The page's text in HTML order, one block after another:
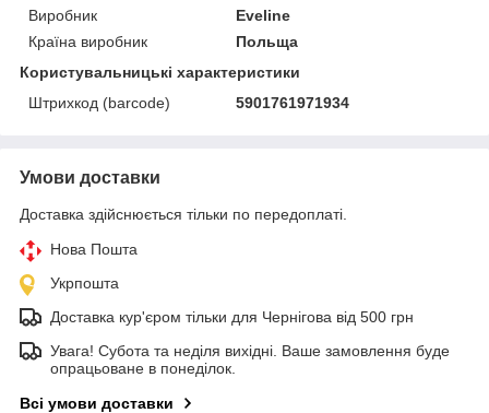
Виробник
Eveline
Країна виробник
Польща
Користувальницькі характеристики
Штрихкод (barcode)
5901761971934
Умови доставки
Доставка здійснюється тільки по передоплаті.
Нова Пошта
Укрпошта
Доставка кур'єром тільки для Чернігова від 500 грн
Увага! Субота та неділя вихідні. Ваше замовлення буде
опрацьоване в понеділок.
Всі умови доставки